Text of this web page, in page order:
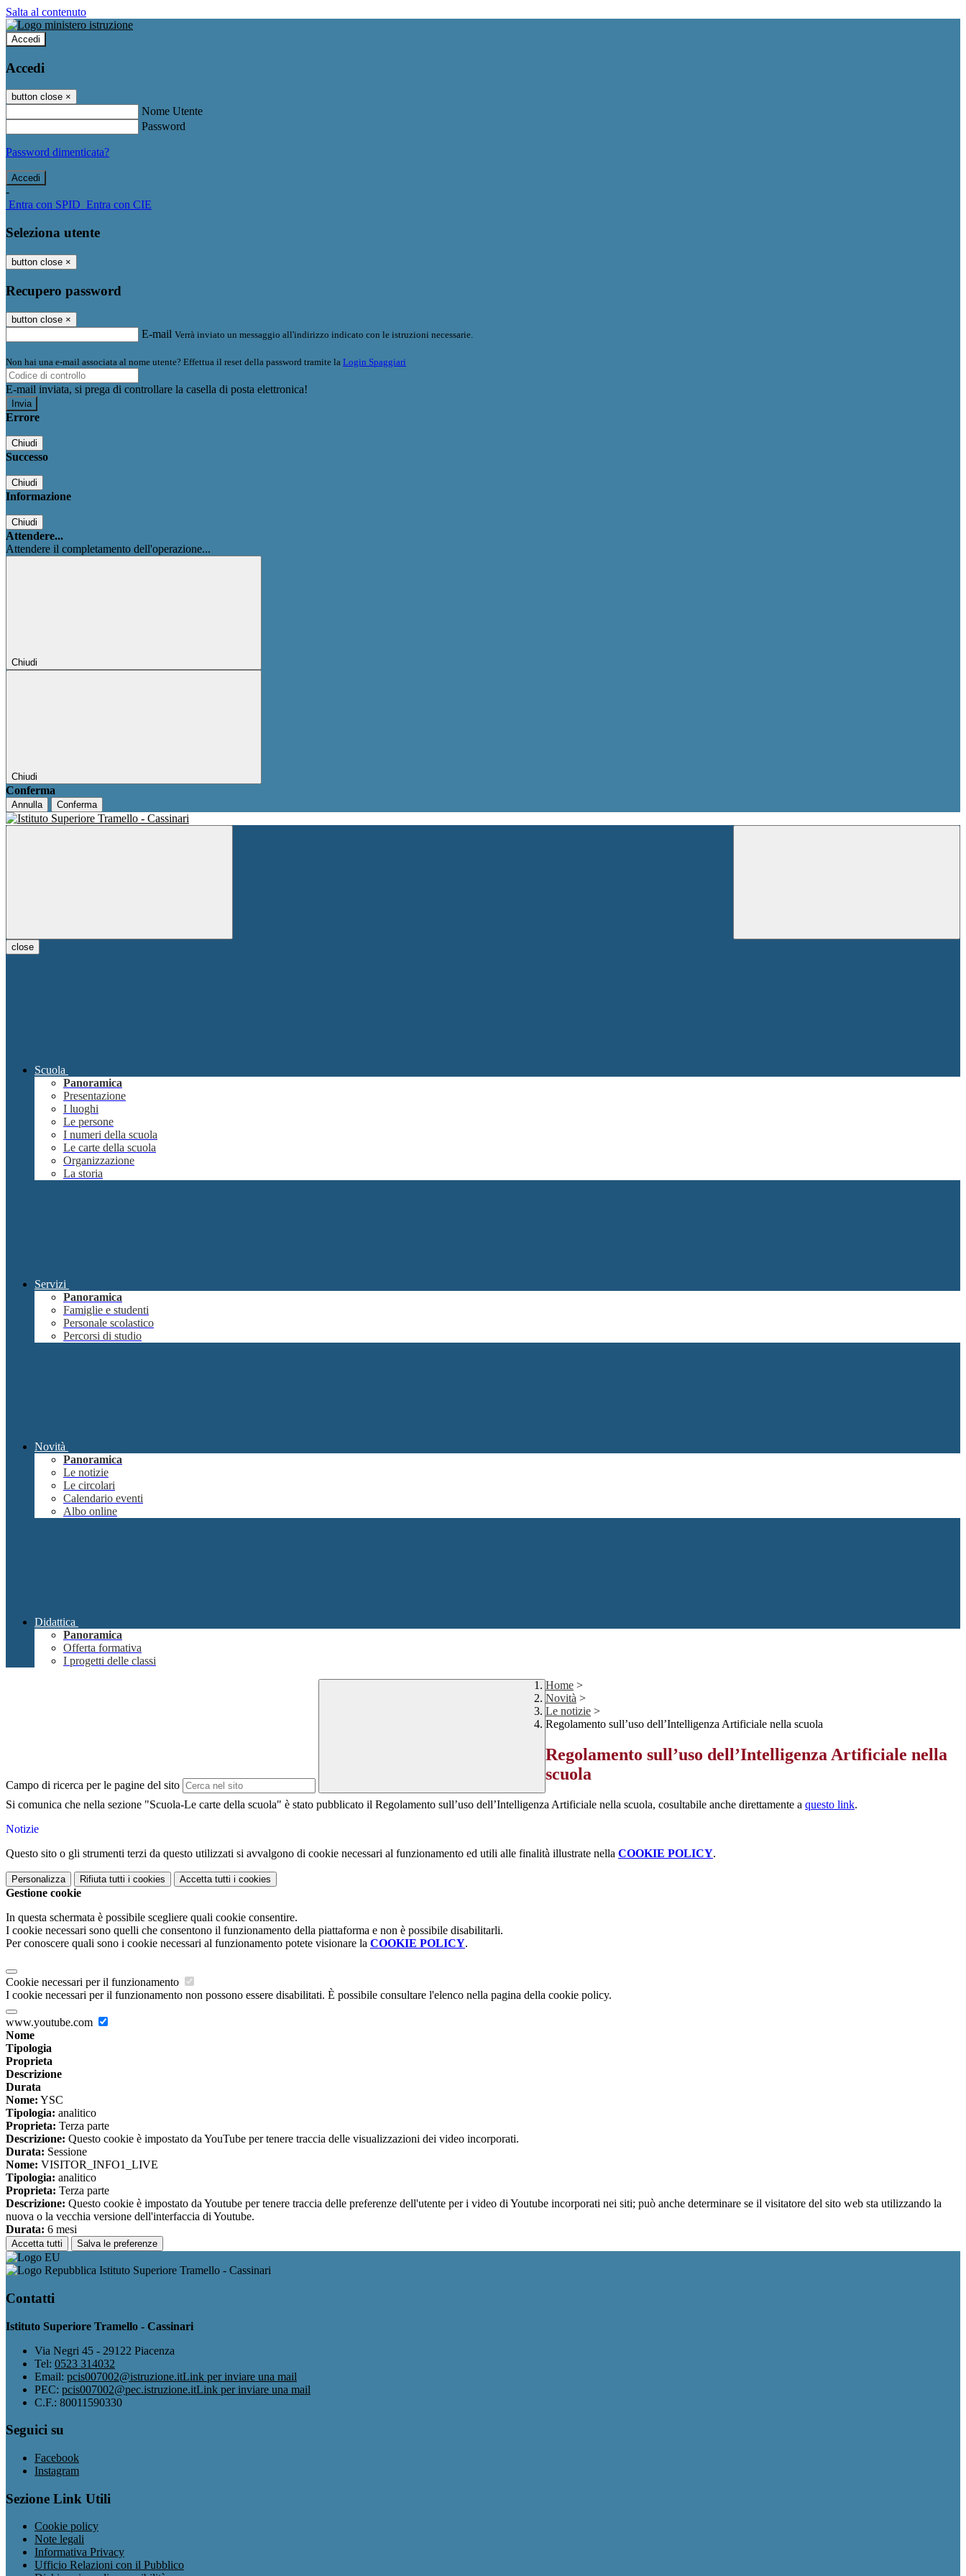
Salta al contenuto
Accedi
Accedi
button close ×
Nome Utente
Password
Password dimenticata?
-
Entra con SPID Entra con CIE
Seleziona utente
button close ×
Recupero password
button close ×
E-mail Verrà inviato un messaggio all'indirizzo indicato con le istruzioni necessarie.
Non hai una e-mail associata al nome utente? Effettua il reset della password tramite la Login Spaggiari
E-mail inviata, si prega di controllare la casella di posta elettronica!
Errore
Chiudi
Successo
Chiudi
Informazione
Chiudi
Attendere...
Attendere il completamento dell'operazione...
Chiudi
Chiudi
Conferma
Annulla Conferma
close
Scuola
Panoramica
Presentazione
I luoghi
Le persone
I numeri della scuola
Le carte della scuola
Organizzazione
La storia
Servizi
Panoramica
Famiglie e studenti
Personale scolastico
Percorsi di studio
Novità
Panoramica
Le notizie
Le circolari
Calendario eventi
Albo online
Didattica
Panoramica
Offerta formativa
I progetti delle classi
Campo di ricerca per le pagine del sito
Home >
Novità >
Le notizie >
Regolamento sull’uso dell’Intelligenza Artificiale nella scuola
Regolamento sull’uso dell’Intelligenza Artificiale nella
scuola
Si comunica che nella sezione "Scuola-Le carte della scuola" è stato pubblicato il Regolamento sull’uso dell’Intelligenza Artificiale nella scuola, cosultabile anche direttamente a questo link.
Notizie
Questo sito o gli strumenti terzi da questo utilizzati si avvalgono di cookie necessari al funzionamento ed utili alle finalità illustrate nella COOKIE POLICY.
Personalizza Rifiuta tutti i cookies Accetta tutti i cookies
Gestione cookie
In questa schermata è possibile scegliere quali cookie consentire.
I cookie necessari sono quelli che consentono il funzionamento della piattaforma e non è possibile disabilitarli.
Per conoscere quali sono i cookie necessari al funzionamento potete visionare la COOKIE POLICY.
Cookie necessari per il funzionamento
I cookie necessari per il funzionamento non possono essere disabilitati. È possibile consultare l'elenco nella pagina della cookie policy.
www.youtube.com
Nome
Tipologia
Proprieta
Descrizione
Durata
Nome: YSC
Tipologia: analitico
Proprieta: Terza parte
Descrizione: Questo cookie è impostato da YouTube per tenere traccia delle visualizzazioni dei video incorporati.
Durata: Sessione
Nome: VISITOR_INFO1_LIVE
Tipologia: analitico
Proprieta: Terza parte
Descrizione: Questo cookie è impostato da Youtube per tenere traccia delle preferenze dell'utente per i video di Youtube incorporati nei siti; può anche determinare se il visitatore del sito web sta utilizzando la
nuova o la vecchia versione dell'interfaccia di Youtube.
Durata: 6 mesi
Accetta tutti Salva le preferenze
Istituto Superiore Tramello - Cassinari
Contatti
Istituto Superiore Tramello - Cassinari
Via Negri 45 - 29122 Piacenza
Tel: 0523 314032
Email: pcis007002@istruzione.itLink per inviare una mail
PEC: pcis007002@pec.istruzione.itLink per inviare una mail
C.F.: 80011590330
Seguici su
Facebook
Instagram
Sezione Link Utili
Cookie policy
Note legali
Informativa Privacy
Ufficio Relazioni con il Pubblico